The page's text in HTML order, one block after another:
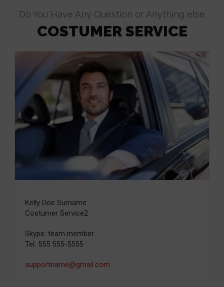
Do You Have Any Question or Anything else
COSTUMER SERVICE
Kelly Doe Surname
Costumer Service2
Skype: team.member
Tel: 555 555-5555
supportname@gmail.com